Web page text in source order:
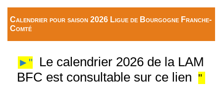
Calendrier pour saison 2026 Ligue de Bourgogne Franche-
Comté
►"
Le calendrier 2026 de la LAM
BFC est consultable sur ce lien "